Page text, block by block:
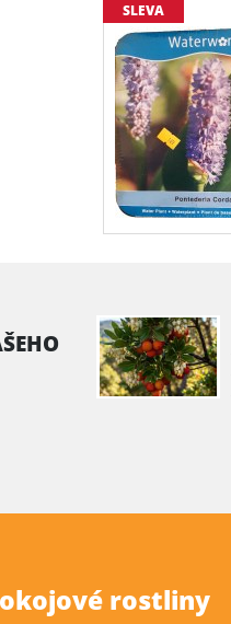
SLEVA
rostliny